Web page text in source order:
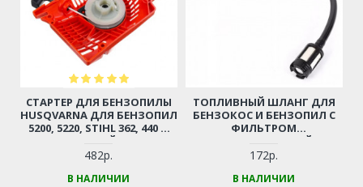
СТАРТЕР ДЛЯ БЕНЗОПИЛЫ
HUSQVARNA ДЛЯ БЕНЗОПИЛ
5200, 5220, STIHL 362, 440 И
ДР. (КИТАЙСКИЕ
БЕНЗОПИЛЫ 45-52СМ3,
ЦЫГАНКА)
482р.
В НАЛИЧИИ
ТОПЛИВНЫЙ ШЛАНГ ДЛЯ
БЕНЗОКОС И БЕНЗОПИЛ С
ФИЛЬТРОМ
(УНИВЕРСАЛЬНЫЙ)
172р.
В НАЛИЧИИ